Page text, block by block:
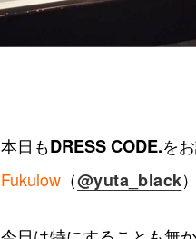
本日もDRESS CODE.を
Fukulow （@yuta_black